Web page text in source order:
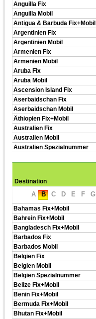
Anguilla Fix
Anguilla Mobil
Antigua & Barbuda Fix+Mobil
Argentinien Fix
Argentinien Mobil
Armenien Fix
Armenien Mobil
Aruba Fix
Aruba Mobil
Ascension Island Fix
Aserbaidschan Fix
Aserbaidschan Mobil
Äthiopien Fix+Mobil
Australien Fix
Australien Mobil
Australien Spezialnummer
Destination
A B C D E F G
Bahamas Fix+Mobil
Bahrein Fix+Mobil
Bangladesch Fix+Mobil
Barbados Fix
Barbados Mobil
Belgien Fix
Belgien Mobil
Belgien Spezialnummer
Belize Fix+Mobil
Benin Fix+Mobil
Bermuda Fix+Mobil
Bhutan Fix+Mobil